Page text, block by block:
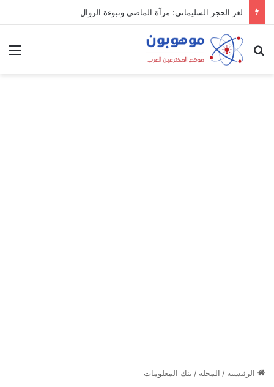
لغز الحجر السليماني: مرآة الماضي ونبوءة الزوال
بحث عن
الرئيسية / المجلة / بنك المعلومات